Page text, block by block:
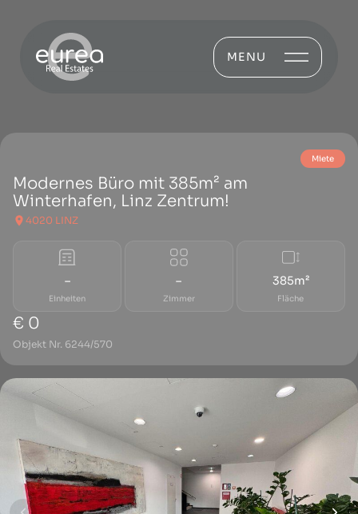
MENU
Miete
Modernes Büro mit 385m² am
Winterhafen, Linz Zentrum!
4020 LINZ
–
Einheiten
–
Zimmer
385m²
Fläche
€ 0
Objekt Nr. 6244/570